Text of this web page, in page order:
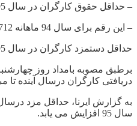
– حداقل حقوق کارگران در سال 95 ، ماهانه 812 هزار تومان تعیین شد
– این رقم برای سال 94 ماهانه 712 هزار تومان بود
حداقل دستمزد کارگران در سال 95 اعلام شد
دریافتی کارگران درسال آینده تا مبلغ یک میلیون و134 هزار
سال 95 افزایش می یابد.